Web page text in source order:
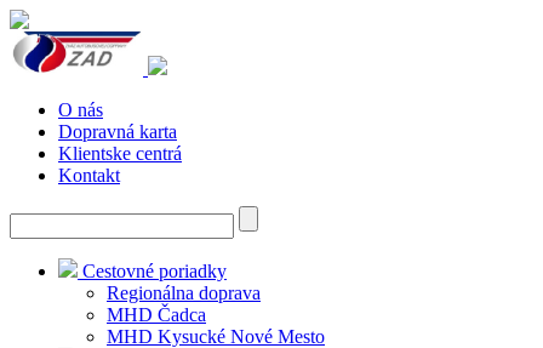
O nás
Dopravná karta
Klientske centrá
Kontakt
Cestovné poriadky
Regionálna doprava
MHD Čadca
MHD Kysucké Nové Mesto